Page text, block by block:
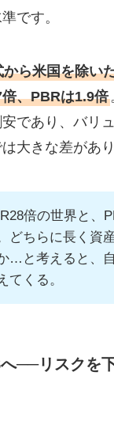
です。
から米国を除い
、PBRは1.9倍
であり、バリ
大きな差があり
倍の世界と、
どちらに長く資
…と考えると、
てくる。
──リスクを